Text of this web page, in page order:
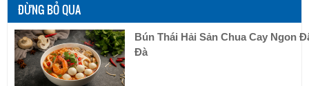
ĐỪNG BỎ QUA
Bún Thái Hải Sản Chua Cay Ngon
Đà